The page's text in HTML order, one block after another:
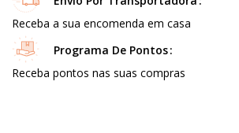
Receba a sua encomenda em casa
Programa De Pontos
Receba pontos nas suas compras